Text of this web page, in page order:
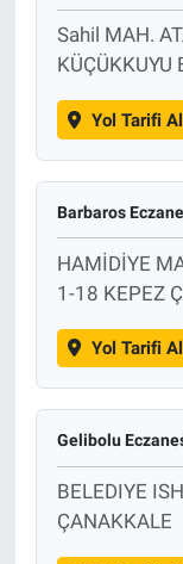
Sahil MAH.
KÜÇÜKKUYU
Yol Tarifi Al
Barbaros
HAMİDİYE
1-18 KEPEZ
Yol Tarifi Al
Gelibolu
BELEDIYE
ÇANAKKALE